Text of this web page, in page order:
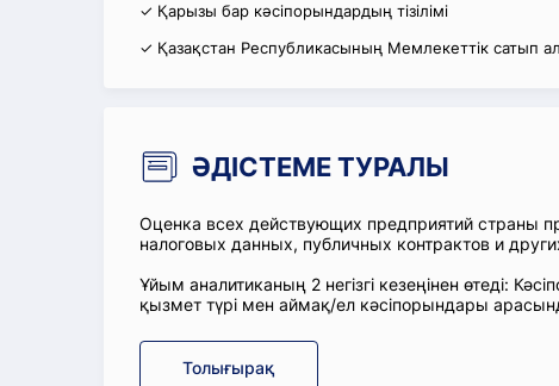
✓ Қарызы бар кәсіпорындардың тізілімі
✓ Қазақстан Республикасының Мемлекеттік сатып
ӘДІСТЕМЕ ТУРАЛЫ
Оценка всех действующих предприятий страны
налоговых данных, публичных контрактов и
Ұйым аналитиканың 2 негізгі кезеңінен өтеді:
қызмет түрі мен аймақ/ел кәсіпорындары
Толығырақ